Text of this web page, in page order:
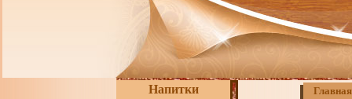
Напитки Главная